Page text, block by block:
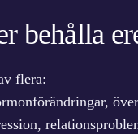
behålla
flera: